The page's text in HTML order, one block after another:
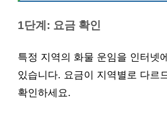
1단계: 요금 확인
특정 지역의 화물 운임을 인터넷
있습니다. 요금이 지역별로 다르
확인하세요.